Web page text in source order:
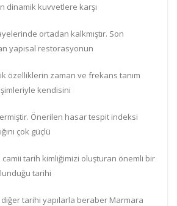
dinamik kuvvetlere karşı
ortadan kalkmıştır. Son
yapısal restorasyonun
özelliklerin zaman ve frekans tanım
kendisini
Önerilen hasar tespit indeksi
çok güçlü
tarih kimliğimizi oluşturan önemli bir
tarihi
tarihi yapılarla beraber Marmara